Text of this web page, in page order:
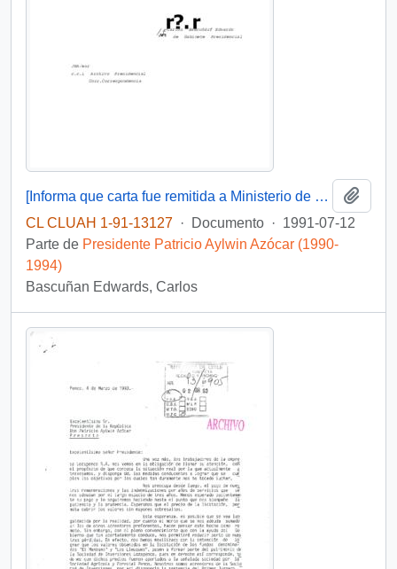
[Informa que carta fue remitida a Ministerio de Educación Pública, mediante Of. GAB. PRES. (0) 91/2438]
CL CLUAH 1-91-13127 · Documento · 1991-07-12
Parte de Presidente Patricio Aylwin Azócar (1990-
1994)
Bascuñan Edwards, Carlos